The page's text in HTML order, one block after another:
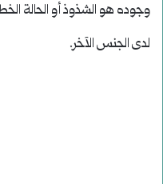
وجوده هو الشذوذ أو الحالة
لدى الجنس الآخر.